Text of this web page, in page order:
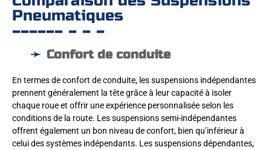
Pneumatiques
Confort de conduite
En termes de confort de conduite, les suspensions indépendantes
prennent généralement la tête grâce à leur capacité à isoler
chaque roue et offrir une expérience personnalisée selon les
conditions de la route. Les suspensions semi-indépendantes
offrent également un bon niveau de confort, bien qu’inférieur à
celui des systèmes indépendants. Les suspensions dépendantes,